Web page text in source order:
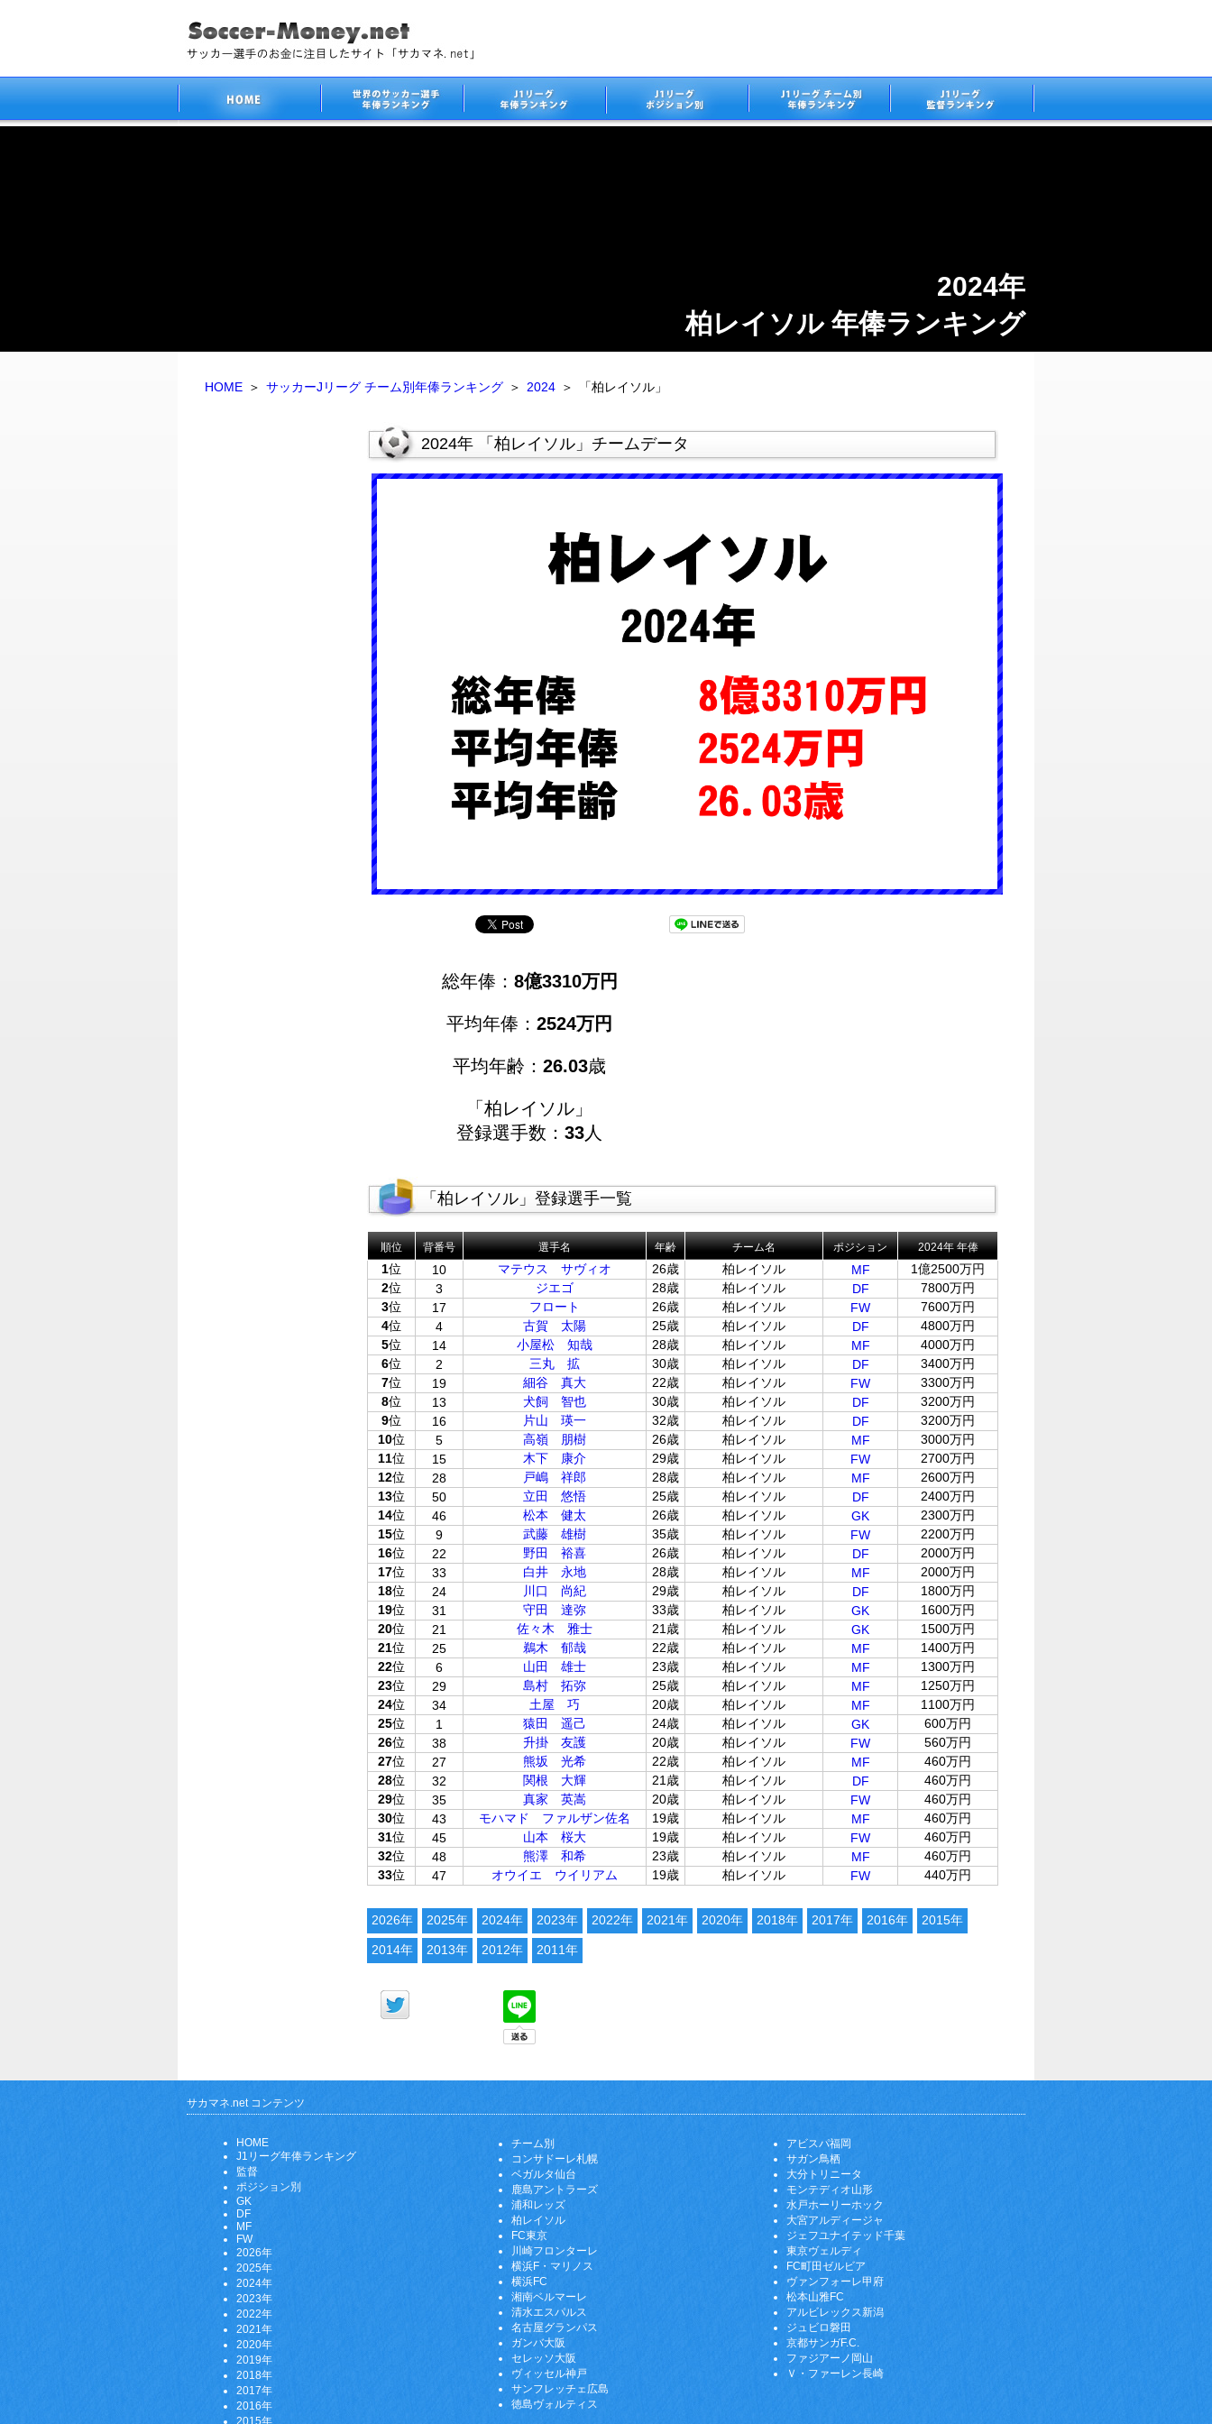
2024年
柏レイソル 年俸ランキング
HOME ＞ サッカーJリーグ チーム別年俸ランキング ＞ 2024 ＞ 「柏レイソル」
2024年 「柏レイソル」チームデータ
総年俸： 8億3310万円
平均年俸： 2524万円
平均年齢： 26.03歳
「柏レイソル」
登録選手数： 33人
「柏レイソル」登録選手一覧
順位 背番号 選手名 年齢 チーム名 ポジション 2024年 年俸
1位 10 マテウス サヴィオ 26歳 柏レイソル MF
1億2500万円
2位 3 ジエゴ 28歳 柏レイソル DF
7800万円
3位 17 フロート 26歳 柏レイソル FW
7600万円
4位 4 古賀 太陽 25歳 柏レイソル DF
4800万円
5位 14 小屋松 知哉 28歳 柏レイソル MF
4000万円
6位 2 三丸 拡 30歳 柏レイソル DF
3400万円
7位 19 細谷 真大 22歳 柏レイソル FW
3300万円
8位 13 犬飼 智也 30歳 柏レイソル DF
3200万円
9位 16 片山 瑛一 32歳 柏レイソル DF
3200万円
10位 5 高嶺 朋樹 26歳 柏レイソル MF
3000万円
11位 15 木下 康介 29歳 柏レイソル FW
2700万円
12位 28 戸嶋 祥郎 28歳 柏レイソル MF
2600万円
13位 50 立田 悠悟 25歳 柏レイソル DF
2400万円
14位 46 松本 健太 26歳 柏レイソル GK
2300万円
15位 9 武藤 雄樹 35歳 柏レイソル FW
2200万円
16位 22 野田 裕喜 26歳 柏レイソル DF
2000万円
17位 33 白井 永地 28歳 柏レイソル MF
2000万円
18位 24 川口 尚紀 29歳 柏レイソル DF
1800万円
19位 31 守田 達弥 33歳 柏レイソル GK
1600万円
20位 21 佐々木 雅士 21歳 柏レイソル GK
1500万円
21位 25 鵜木 郁哉 22歳 柏レイソル MF
1400万円
22位 6 山田 雄士 23歳 柏レイソル MF
1300万円
23位 29 島村 拓弥 25歳 柏レイソル MF
1250万円
24位 34 土屋 巧 20歳 柏レイソル MF
1100万円
25位 1 猿田 遥己 24歳 柏レイソル GK
600万円
26位 38 升掛 友護 20歳 柏レイソル FW
560万円
27位 27 熊坂 光希 22歳 柏レイソル MF
460万円
28位 32 関根 大輝 21歳 柏レイソル DF
460万円
29位 35 真家 英嵩 20歳 柏レイソル FW
460万円
30位 43 モハマド ファルザン佐名 19歳 柏レイソル MF
460万円
31位 45 山本 桜大 19歳 柏レイソル FW
460万円
32位 48 熊澤 和希 23歳 柏レイソル MF
460万円
33位 47 オウイエ ウイリアム 19歳 柏レイソル FW 440万円
2026年 2025年 2024年 2023年 2022年 2021年 2020年 2018年 2017年 2016年 2015年
2014年 2013年 2012年 2011年
サカマネ.net コンテンツ
HOME
J1リーグ年俸ランキング
監督
ポジション別
GK
DF
MF
FW
2026年
2025年
2024年
2023年
2022年
2021年
2020年
2019年
2018年
2017年
2016年
2015年
チーム別
コンサドーレ札幌
ベガルタ仙台
鹿島アントラーズ
浦和レッズ
柏レイソル
FC東京
川崎フロンターレ
横浜F・マリノス
横浜FC
湘南ベルマーレ
清水エスパルス
名古屋グランパス
ガンバ大阪
セレッソ大阪
ヴィッセル神戸
サンフレッチェ広島
徳島ヴォルティス
アビスパ福岡
サガン鳥栖
大分トリニータ
モンテディオ山形
水戸ホーリーホック
大宮アルディージャ
ジェフユナイテッド千葉
東京ヴェルディ
FC町田ゼルビア
ヴァンフォーレ甲府
松本山雅FC
アルビレックス新潟
ジュビロ磐田
京都サンガF.C.
ファジアーノ岡山
Ｖ・ファーレン長崎